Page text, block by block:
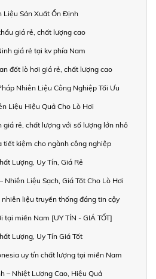
Liệu Sản Xuất Ổn Định
giá rẻ, chất lượng cao
giá rẻ tại kv phía Nam
đốt lò hơi giá rẻ, chất lượng cao
Nhiên Liệu Công Nghiệp Tối Ưu
Liệu Hiệu Quả Cho Lò Hơi
giá rẻ, chất lượng với số lượng lớn nhỏ
tiết kiệm cho ngành công nghiệp
Lượng, Uy Tín, Giá Rẻ
Nhiên Liệu Sạch, Giá Tốt Cho Lò Hơi
liệu truyền thống đáng tin cậy
tại miền Nam [UY TÍN - GIÁ TỐT]
Lượng, Uy Tín Giá Tốt
uy tín chất lượng tại miền Nam
– Nhiệt Lượng Cao, Hiệu Quả